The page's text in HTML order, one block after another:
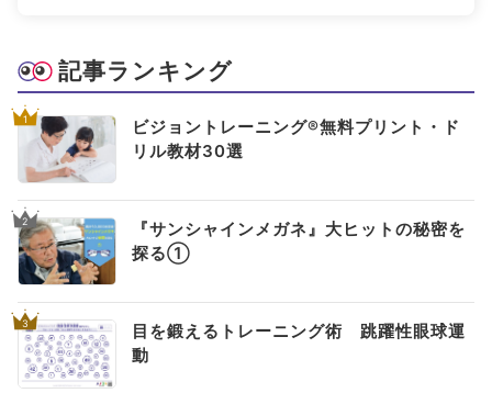
#ビルベリー #北欧 #アントシアニン #対策
#メノコト #メノコト神社 #アイフレイル
#目の疲れ #目が痛い
#ビジョントレーニング #こどもの目の日 #6月10日
記事ランキング
1
ビジョントレーニング®無料プリント・ド
リル教材30選
2
『サンシャインメガネ』大ヒットの秘密を
探る①
3
目を鍛えるトレーニング術 跳躍性眼球運
動